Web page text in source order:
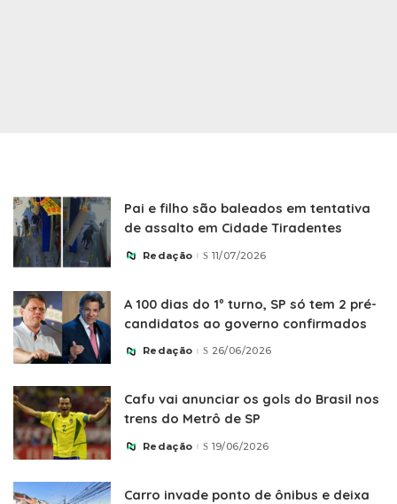
Pai e filho são baleados em tentativa
de assalto em Cidade Tiradentes
Posted
Redação 11/07/2026
A 100 dias do 1º turno, SP só tem 2 pré-
candidatos ao governo confirmados
Posted
Redação 26/06/2026
Cafu vai anunciar os gols do Brasil nos
trens do Metrô de SP
Posted
Redação 19/06/2026
Carro invade ponto de ônibus e deixa